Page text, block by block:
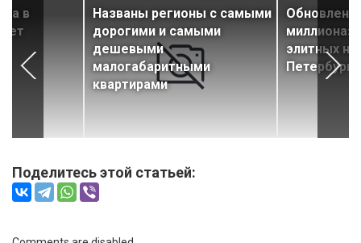
в
Названы регионы с самыми
дорогими и самыми
дешевыми
малогабаритными
квартирами
Обновлен
миллиона»
элитных
Петербурга
Поделитесь этой статьей: